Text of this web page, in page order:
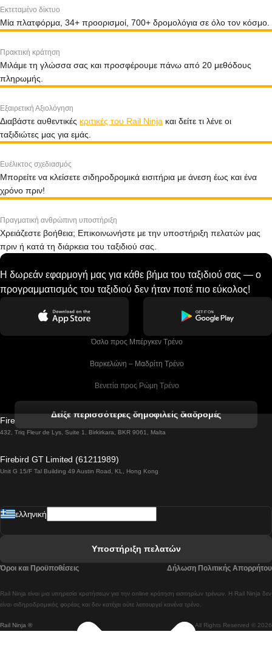
Εκτεταμένο δίκτυο
Μία πλατφόρμα, 34+ προορισμοί, 700+ δρομολόγια σε όλο τον κόσμο.
Πρακτική κράτηση
Μιλάμε τη γλώσσα σας και προσφέρουμε πάνω από 20 μεθόδους
πληρωμής.
Εξαιρετική Αξιολόγηση
Διαβάστε αυθεντικές κριτικές του Rail Ninja και δείτε τι λένε οι
ταξιδιώτες μας για εμάς.
Ευέλικτος σχεδιασμός
Μπορείτε να κλείσετε σιδηροδρομικά εισιτήρια με άνεση έως και ένα
χρόνο πριν!
Πραγματική ανθρώπινη υποστήριξη
Χρειάζεστε βοήθεια; Επικοινωνήστε με την υποστήριξη πελατών μας
πριν ή κατά τη διάρκεια του ταξιδιού σας.
Η δωρεάν εφαρμογή μας για κάθε βήμα του ταξιδιού σας — ο
προγραμματισμός του ταξιδιού δεν ήταν ποτέ πιο εύκολος!
Όσλο προς Μπέργκεν Tρένο
Βαρκελώνη – Μαδρίτη Tρένο
Βενετία προς Ρώμη Τρένο
Βιέννη προς Σάλτσμπουργκ Τρένα
Βουδαπέστη προς Πράγα Tρένο
Λισαβόνα προς Λάγος Tρένο
Λισαβόνα προς Μαδρίτη Τρένα
Δείξε περισσότερες δημοφιλείς διαδρομές
Firebird GT Limited (OC 1451)
432, Triq Fleur de Lys, Suite 1, Birkirkara, BKR 9061, Malta
Firebird GT Limited (61211989)
Unit G 15/F Tal Building 49 Austin Road, KL, Hong Kong
Rail Ninja ® All Rights Reserved © 2026
Rail Ninja είναι μια υπηρεσία κρατήσεων για την online κράτηση εισιτηρίων τρένων. Η Rail Ninja δεν
είναι σιδηροδρομικός φορέας και δεν κατέχει ούτε λειτουργεί κανένα τρένο.
ελληνική
Υποστήριξη πελατών
Όροι και Προϋποθέσεις Δήλωση Πολιτικής Απορρήτου